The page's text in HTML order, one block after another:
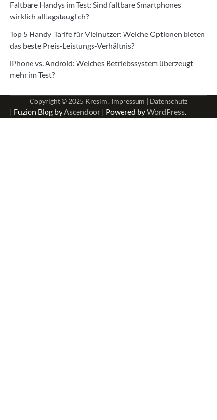
Faltbare Handys im Test: Sind faltbare Smartphones
wirklich alltagstauglich?
Top 5 Handy-Tarife für Vielnutzer: Welche Optionen bieten
das beste Preis-Leistungs-Verhältnis?
iPhone vs. Android: Welches Betriebssystem überzeugt
mehr im Test?
Copyright © 2025 Kresim . Impressum | Datenschutz
| Fuzion Blog by Ascendoor | Powered byWordPress